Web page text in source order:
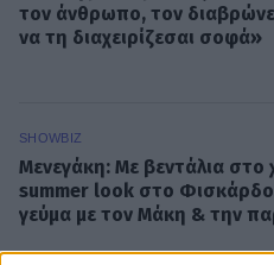
τον άνθρωπο, τον
να τη διαχειρίζεσαι σοφά»
SHOWBIZ
Μενεγάκη: Με βεντάλια στο
summer look στο
γεύμα με τον Μάκη & την